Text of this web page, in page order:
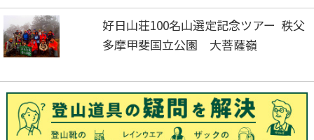
好日山荘100名山選定記念ツアー 秩父
多摩甲斐国立公園 大菩薩嶺